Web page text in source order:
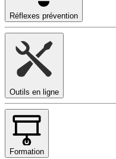
Réflexes prévention
Outils en ligne
Formation